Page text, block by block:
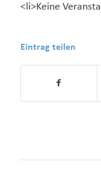
<li>Keine
Eintrag teilen